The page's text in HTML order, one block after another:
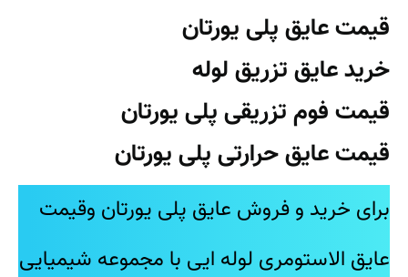
قیمت عایق پلی یورتان
خرید عایق تزریق لوله
قیمت فوم تزریقی پلی یورتان
قیمت عایق حرارتی پلی یورتان
برای خرید و فروش عایق پلی یورتان وقیمت
عایق الاستومری لوله ایی با مجموعه شیمیایی